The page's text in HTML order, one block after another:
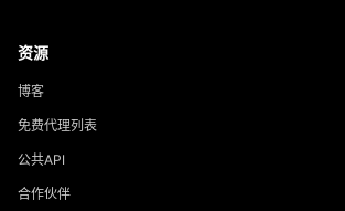
资源
博客
免费代理列表
公共API
合作伙伴